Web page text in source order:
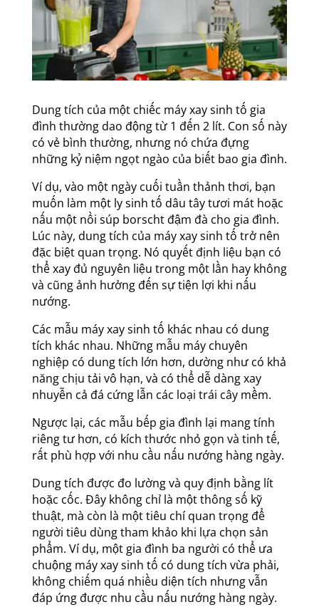
Dung tích của một chiếc máy xay sinh tố gia
đình thường dao động từ 1 đến 2 lít. Con số này
có vẻ bình thường, nhưng nó chứa đựng
những kỷ niệm ngọt ngào của biết bao gia đình.
Ví dụ, vào một ngày cuối tuần thảnh thơi, bạn
muốn làm một ly sinh tố dâu tây tươi mát hoặc
nấu một nồi súp borscht đậm đà cho gia đình.
Lúc này, dung tích của máy xay sinh tố trở nên
đặc biệt quan trọng. Nó quyết định liệu bạn có
thể xay đủ nguyên liệu trong một lần hay không
và cũng ảnh hưởng đến sự tiện lợi khi nấu
nướng.
Các mẫu máy xay sinh tố khác nhau có dung
tích khác nhau. Những mẫu máy chuyên
nghiệp có dung tích lớn hơn, dường như có khả
năng chịu tải vô hạn, và có thể dễ dàng xay
nhuyễn cả đá cứng lẫn các loại trái cây mềm.
Ngược lại, các mẫu bếp gia đình lại mang tính
riêng tư hơn, có kích thước nhỏ gọn và tinh tế,
rất phù hợp với nhu cầu nấu nướng hàng ngày.
Dung tích được đo lường và quy định bằng lít
hoặc cốc. Đây không chỉ là một thông số kỹ
thuật, mà còn là một tiêu chí quan trọng để
người tiêu dùng tham khảo khi lựa chọn sản
phẩm. Ví dụ, một gia đình ba người có thể ưa
chuộng máy xay sinh tố có dung tích vừa phải,
không chiếm quá nhiều diện tích nhưng vẫn
đáp ứng được nhu cầu nấu nướng hàng ngày.